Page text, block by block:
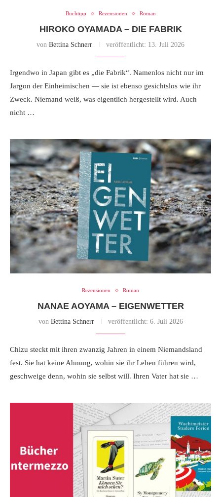
Buchtipp Rezensionen Roman
HIROKO OYAMADA – DIE FABRIK
von Bettina Schnerr veröffentlicht: 13. Juli 2026
Irgendwo in Japan gibt es „die Fabrik“. Namenlos nicht nur im
Jargon der Einheimischen — sie ist ebenso gesichtslos wie ihr
Zweck. Niemand weiß, was eigentlich hergestellt wird. Auch
nicht …
Rezensionen Roman
NANAE AOYAMA – EIGENWETTER
von Bettina Schnerr veröffentlicht: 6. Juli 2026
Chizu steckt mit ihren zwanzig Jahren in einem Niemandsland
fest. Sie hat keine Ahnung, wohin sie ihr Leben führen wird,
geschweige denn, wohin sie selbst will. Ihren Vater hat sie …